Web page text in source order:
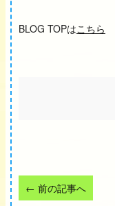
BLOG TOPはこちら
← 前の記事へ